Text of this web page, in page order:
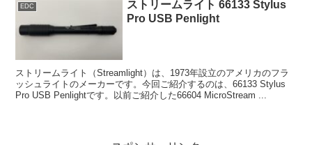
EDC
ストリームライト 66133 Stylus
Pro USB Penlight
ストリームライト（Streamlight）は、1973年設立のアメリカのフラ
ッシュライトのメーカーです。今回ご紹介するのは、66133 Stylus
Pro USB Penlightです。以前ご紹介した66604 MicroStream ...